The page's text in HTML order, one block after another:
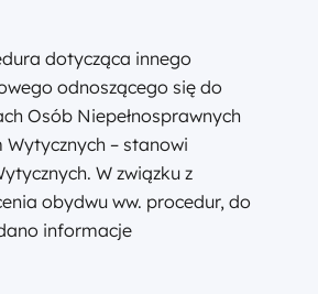
dotycząca innego
odnoszącego się do
Osób Niepełnosprawnych
Wytycznych – stanowi
W związku z
obydwu ww. procedur, do
informacje